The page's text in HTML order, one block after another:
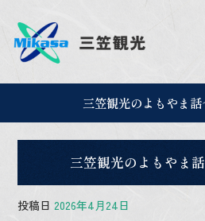
三笠観光のよもやま
三笠観光のよもやま
投稿日 2026年4月24日